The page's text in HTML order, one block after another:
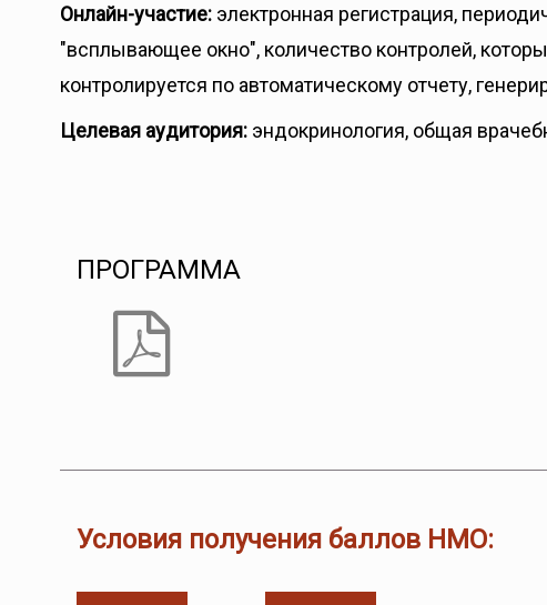
Онлайн-участие: электронная регистрация,
"всплывающее окно", количество контролей,
контролируется по автоматическому отчету,
Целевая аудитория: эндокринология, общая
ПРОГРАММА
Условия получения баллов НМО: